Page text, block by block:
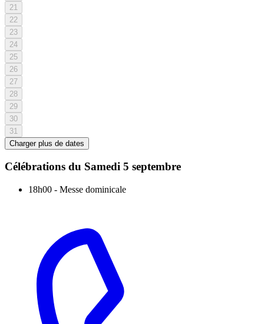
21
22
23
24
25
26
27
28
29
30
31
Charger plus de dates
Célébrations du Samedi 5 septembre
18h00 - Messe dominicale